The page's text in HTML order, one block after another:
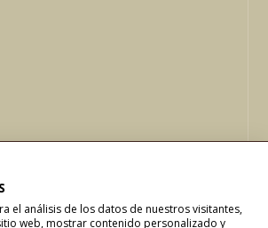
el análisis de los datos de nuestros visitantes,
web, mostrar contenido personalizado y